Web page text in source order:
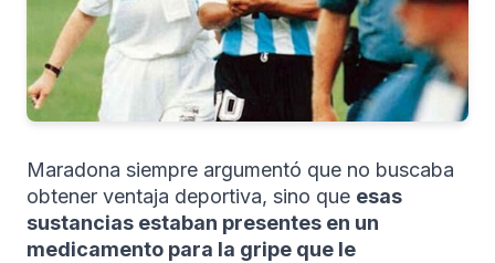
Maradona siempre argumentó que no buscaba
obtener ventaja deportiva, sino que esas
sustancias estaban presentes en un
medicamento para la gripe que le